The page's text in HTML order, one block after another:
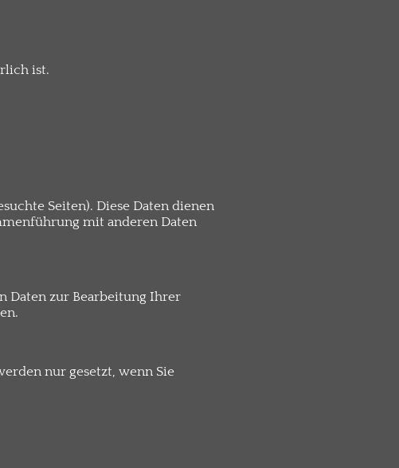
ist.
Seiten). Diese Daten dienen
mit anderen Daten
Daten zur Bearbeitung Ihrer
nur gesetzt, wenn Sie